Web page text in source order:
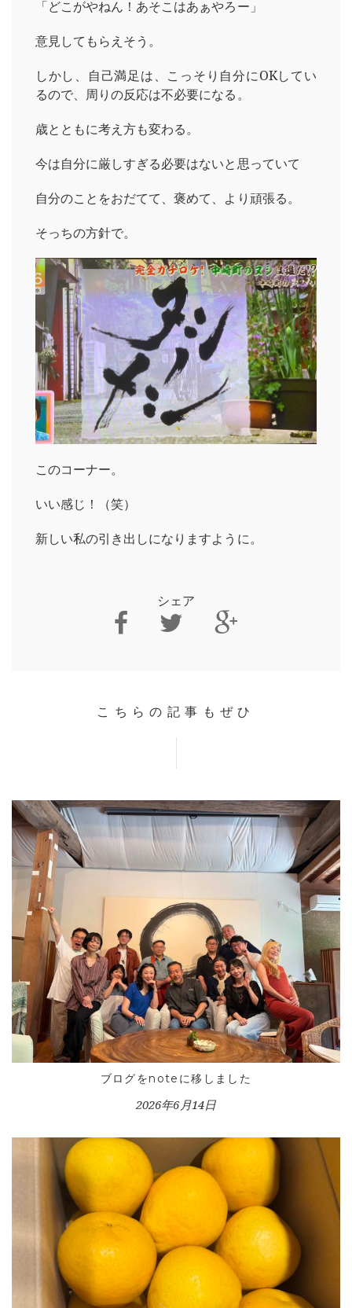
「どこがやねん！あそこはあぁやろー」
意見してもらえそう。
しかし、自己満足は、こっそり自分にOKしてい
るので、周りの反応は不必要になる。
歳とともに考え方も変わる。
今は自分に厳しすぎる必要はないと思っていて
自分のことをおだてて、褒めて、より頑張る。
そっちの方針で。
このコーナー。
いい感じ！（笑）
新しい私の引き出しになりますように。
シェア
こちらの記事もぜひ
ブログをnoteに移しました
2026年6月14日